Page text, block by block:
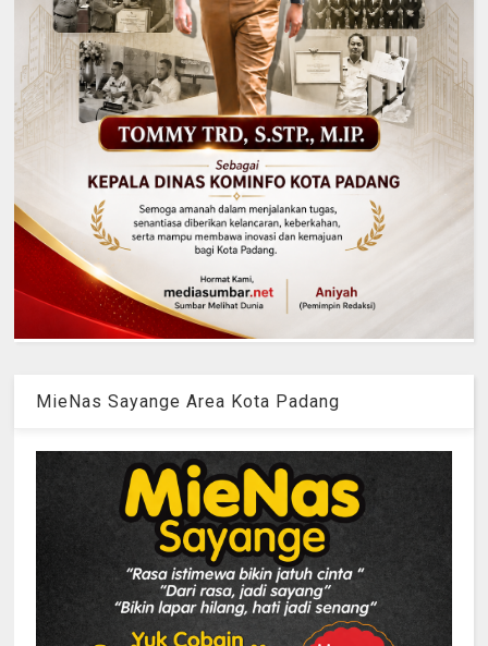
MieNas Sayange Area Kota Padang